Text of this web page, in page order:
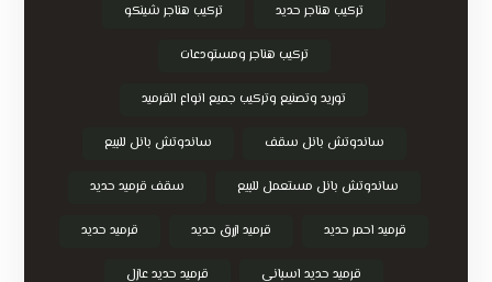
تركيب هناجر حديد تركيب هناجر شينكو
تركيب هناجر ومستودعات
توريد وتصنيع وتركيب جميع انواع القرميد
ساندوتش بانل سقف ساندوتش بانل للبيع
ساندوتش بانل مستعمل للبيع سقف قرميد حديد
قرميد احمر حديد قرميد ازرق حديد قرميد حديد
قرميد حديد اسباني قرميد حديد عازل